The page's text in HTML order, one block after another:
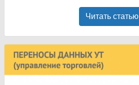
Читать статью